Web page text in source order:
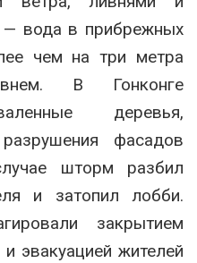
— вода в прибрежных
чем на три метра
В Гонконге
деревья,
фасадов
шторм разбил
и затопил лобби.
закрытием
эвакуацией жителей